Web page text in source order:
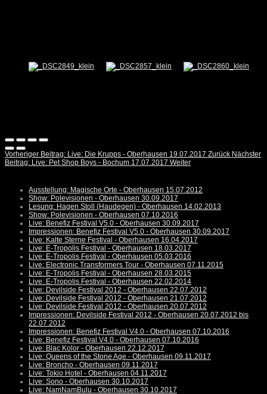
Vorheriger Beitrag: Live: Die Krupps - Oberhausen 19.07.2017 Zurück Nächster
Beitrag: Live: Pet Shop Boys - Bochum 17.07.2017 Weiter
Ausstellung: Magische Orte - Oberhausen 15.07.2012
Show: Polevisionen - Oberhausen 30.09.2017
Lesung: Hagen Stoll (Haudegen) - Oberhausen 14.02.2013
Show: Polevisionen - Oberhausen 07.10.2016
Live: Benefiz Festival V5.0 - Oberhausen 30.09.2017
Impressionen: Benefiz Festival V5.0 - Oberhausen 30.09.2017
Live: Kalte Sterne Festival - Oberhausen 16.04.2017
Live: E-Tropolis Festival - Oberhausen 18.03.2017
Live: E-Tropolis Festival - Oberhausen 05.03.2016
Live: Electronic Transformers Tour - Oberhausen 07.11.2015
Live: E-Tropolis Festival - Oberhausen 28.03.2015
Live: E-Tropolis Festival - Oberhausen 22.02.2014
Live: Devilside Festival 2012 - Oberhausen 22.07.2012
Live: Devilside Festival 2012 - Oberhausen 21.07.2012
Live: Devilside Festival 2012 - Oberhausen 20.07.2012
Impressionen: Devilside Festival 2012 - Oberhausen 20.07.2012 bis
22.07.2012
Impressionen: Benefiz Festival V4.0 - Oberhausen 07.10.2016
Live: Benefiz Festival V4.0 - Oberhausen 07.10.2016
Live: Blac Kolor - Oberhausen 22.12.2017
Live: Queens of the Stone Age - Oberhausen 09.11.2017
Live: Broncho - Oberhausen 09.11.2017
Live: Tokio Hotel - Oberhausen 04.11.2017
Live: Sono - Oberhausen 30.10.2017
Live: NamNamBulu - Oberhausen 30.10.2017